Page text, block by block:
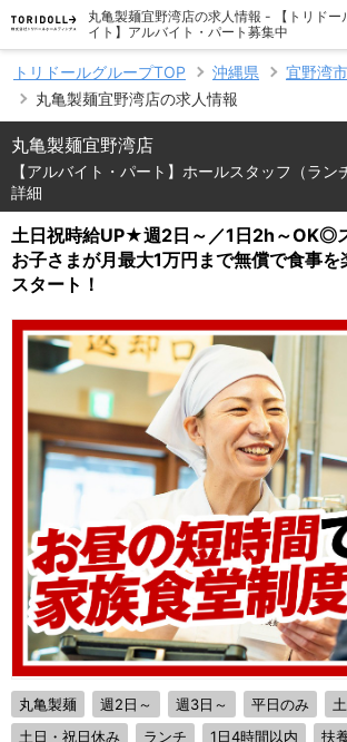
丸亀製麺宜野湾店の求人情報 - 【トリドー
イト】アルバイト・パート募集中
トリドールグループTOP 沖縄県
宜野湾市
丸亀製麺宜野湾店の求人情報
丸亀製麺宜野湾店
【アルバイト・パート】ホールスタッフ（ラ
詳細
土日祝時給UP★週2日～／1日2h～OK◎
お子さまが月最大1万円まで無償で食事
スタート！
丸亀製麺 週2日～ 週3日～ 平日のみ
土日・祝日休み
ランチ 1日4時間以内
扶